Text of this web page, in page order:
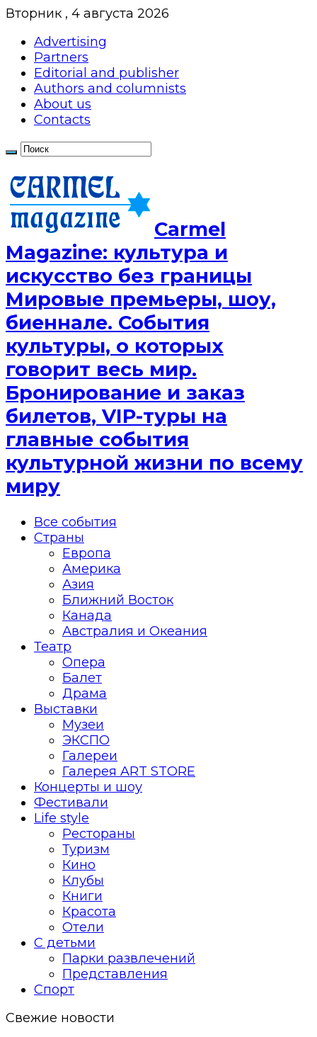
Вторник , 4 августа 2026
Advertising
Partners
Editorial and publisher
Authors and columnists
About us
Contacts
Сarmel
Magazine: культура и
искусство без границы
Мировые премьеры, шоу,
биеннале. События
культуры, о которых
говорит весь мир.
Бронирование и заказ
билетов, VIP-туры на
главные события
культурной жизни по всему
миру
Все события
Страны
Европа
Америка
Азия
Ближний Восток
Канада
Австралия и Океания
Театр
Опера
Балет
Драма
Выставки
Музеи
ЭКСПО
Галереи
Галерея ART STORE
Концерты и шоу
Фестивали
Life style
Рестораны
Туризм
Кино
Клубы
Книги
Красота
Отели
С детьми
Парки развлечений
Представления
Спорт
Свежие новости